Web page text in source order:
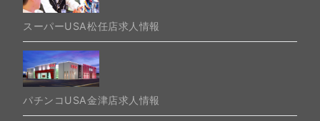
スーパーUSA松任店求人情報
パチンコUSA金津店求人情報